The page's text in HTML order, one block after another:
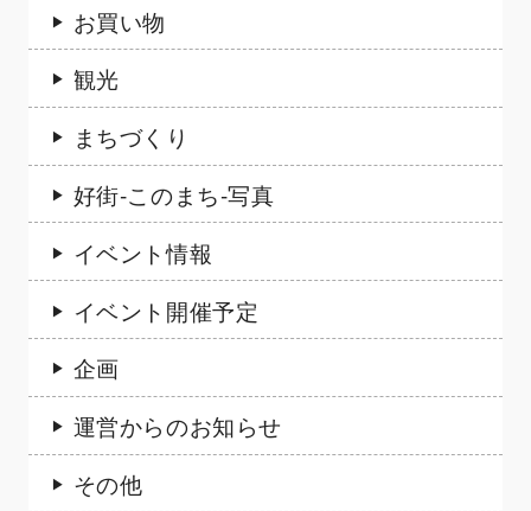
お買い物
観光
まちづくり
好街-このまち-写真
イベント情報
イベント開催予定
企画
運営からのお知らせ
その他